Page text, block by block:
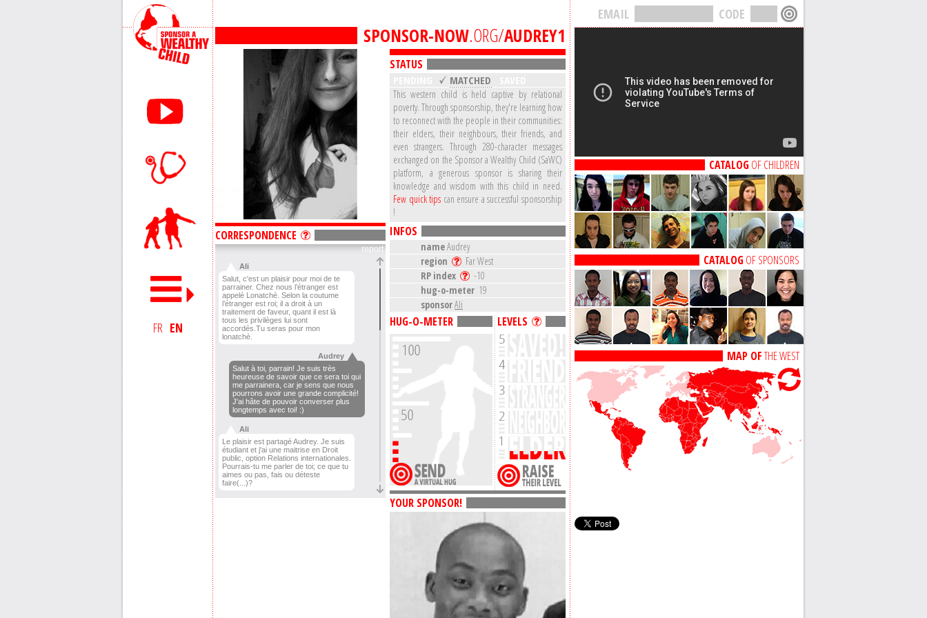
FR EN
CODE
EMAIL
SPONSOR-NOW.ORG/AUDREY1
CORRESPONDENCE
report
Ali
Salut, c'est un plaisir pour moi de te
parrainer. Chez nous l’étranger est
appelé Lonatchè. Selon la coutume
l’étranger est roi; il a droit à un
traitement de faveur, quant il est là
tous les privilèges lui sont
accordés.Tu seras pour mon
lonatchè.
Audrey
Salut à toi, parrain! Je suis très
heureuse de savoir que ce sera toi qui
me parrainera, car je sens que nous
pourrons avoir une grande complicité!
J'ai hâte de pouvoir converser plus
longtemps avec toi! :)
Ali
Le plaisir est partagé Audrey. Je suis
étudiant et j'ai une maitrise en Droit
public, option Relations internationales.
Pourrais-tu me parler de toi; ce que tu
aimes ou pas, fais ou déteste
faire(...)?
STATUS
MATCHED
This western child is held captive by relational
poverty. Through sponsorship, they're learning how
to reconnect with the people in their communities:
their elders, their neighbours, their friends, and
even strangers. Through 280-character messages
exchanged on the Sponsor a Wealthy Child (SaWC)
platform, a generous sponsor is sharing their
knowledge and wisdom with this child in need.
Few quick tips can ensure a successful sponsorship
!
INFOS
nameAudrey
region
Far West
RP index
-10
hug-o-meter 19
sponsorAli
HUG-O-METER LEVELS
YOUR SPONSOR!
CATALOGOF CHILDREN
CATALOGOF SPONSORS
MAP OFTHE WEST